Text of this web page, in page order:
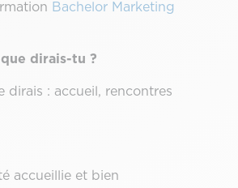
Bachelor Marketing
dirais-tu ?
dirais : accueil, rencontres
accueillie et bien